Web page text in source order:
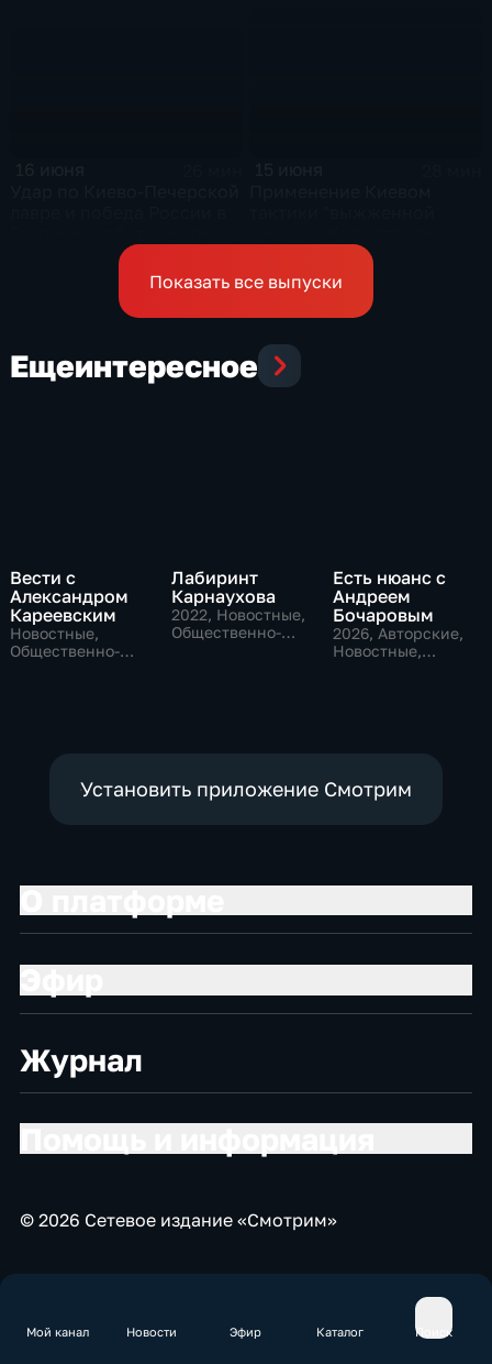
Мой канал Новости Эфир Каталог Поиск
урегулирование
конфликта на Ближнем
Востоке
Показать все выпуски
Ещеинтересное
Вести с
Александром
Кареевским
Новостные,
Общественно-
Лабиринт
Карнаухова
2022, Новостные,
Общественно-
Есть нюанс с
Андреем
Бочаровым
2026, Авторские,
Новостные,
Установить приложение Смотрим
Журнал
© 2026 Сетевое издание «Смотрим»